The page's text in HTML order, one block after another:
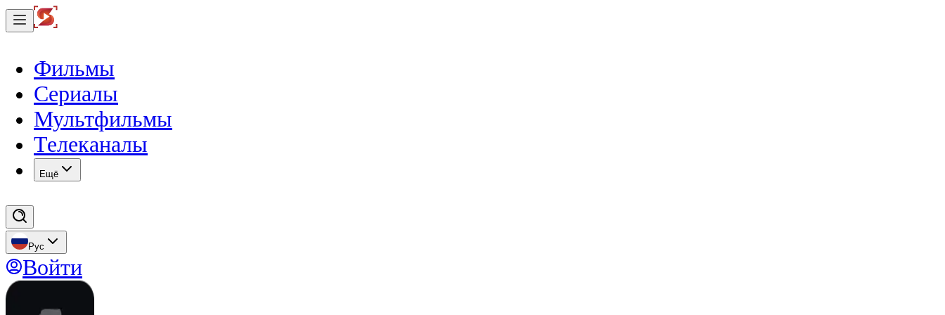
Фильмы
Сериалы
Мультфильмы
Телеканалы
Eщё
Рус
Войти